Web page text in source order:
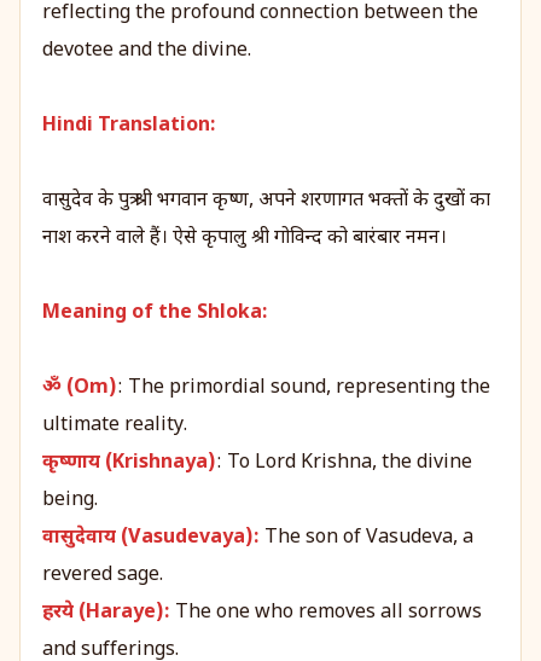
reflecting the profound connection between the
devotee and the divine.
Hindi Translation:
वासुदेव के पुत्र श्री भगवान कृष्ण, अपने शरणागत भक्तों के दुखों का
नाश करने वाले हैं। ऐसे कृपालु श्री गोविन्द को बारंबार नमन।
Meaning of the Shloka:
ॐ (Om): The primordial sound, representing the
ultimate reality.
कृष्णाय (Krishnaya): To Lord Krishna, the divine
being.
वासुदेवाय (Vasudevaya): The son of Vasudeva, a
revered sage.
हरये (Haraye): The one who removes all sorrows
and sufferings.